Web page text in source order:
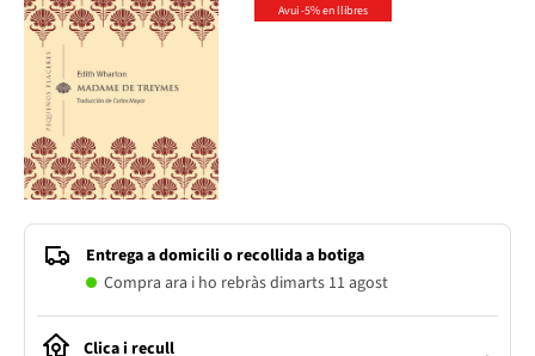
Avui -5% en llibres
Entrega a domicili o recollida a botiga
Compra ara i ho rebràs dimarts 11 agost
Clica i recull